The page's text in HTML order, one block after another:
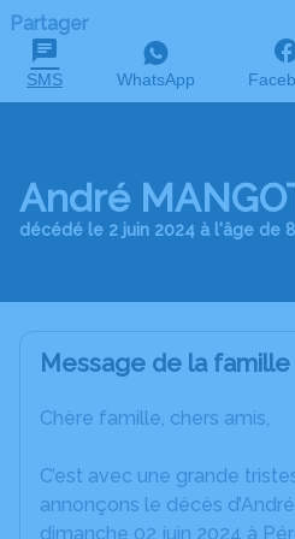
Partager
SMS WhatsApp
André
décédé le 2 juin 2024 à l'âge de
Message de la famille
Chère famille, chers amis,
C’est avec une grande
annonçons le décès
dimanche 02 juin 2024 à